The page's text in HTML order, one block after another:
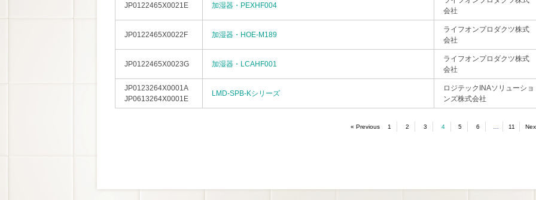
JP0122465X0021E 加湿器・PEXHF004
会社
JP0122465X0022F 加湿器・HOE-M189
ライフオンプロダクツ株式
会社
JP0122465X0023G 加湿器・LCAHF001
ライフオンプロダクツ株式
会社
JP0123264X0001A
JP0613264X0001E
LMD-SPB-Kシリーズ
ロジテックINAソリューショ
ンズ株式会社
« Previous 1 2 3 4 5 6 11